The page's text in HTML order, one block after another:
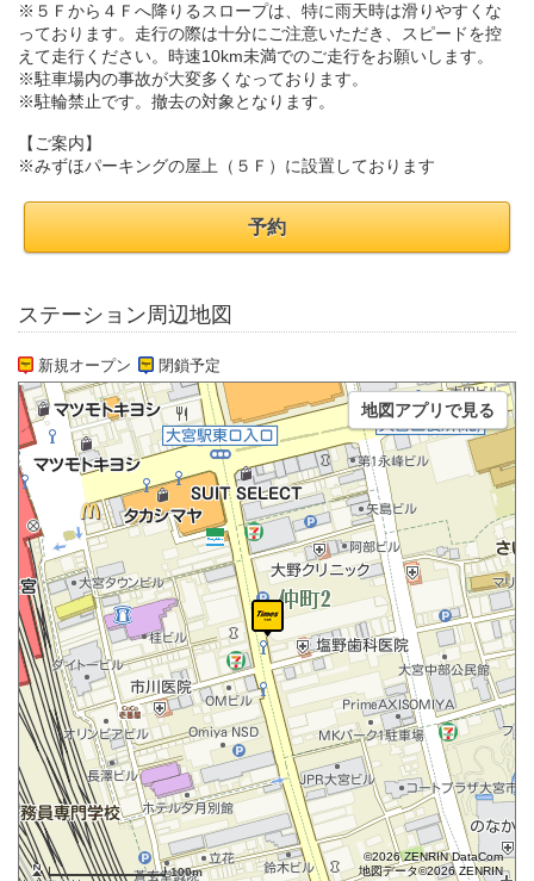
※５Ｆから４Ｆへ降りるスロープは、特に雨天時は滑りやすくな
っております。走行の際は十分にご注意いただき、スピードを控
えて走行ください。時速10km未満でのご走行をお願いします。
※駐車場内の事故が大変多くなっております。
※駐輪禁止です。撤去の対象となります。
【ご案内】
※みずほパーキングの屋上（５Ｆ）に設置しております
予約
ステーション周辺地図
新規オープン 閉鎖予定
100m
©2026 ZENRIN DataCom
地図データ©2026 ZENRIN
地図アプリで見る